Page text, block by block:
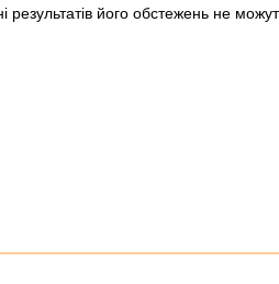
результатів його обстежень не